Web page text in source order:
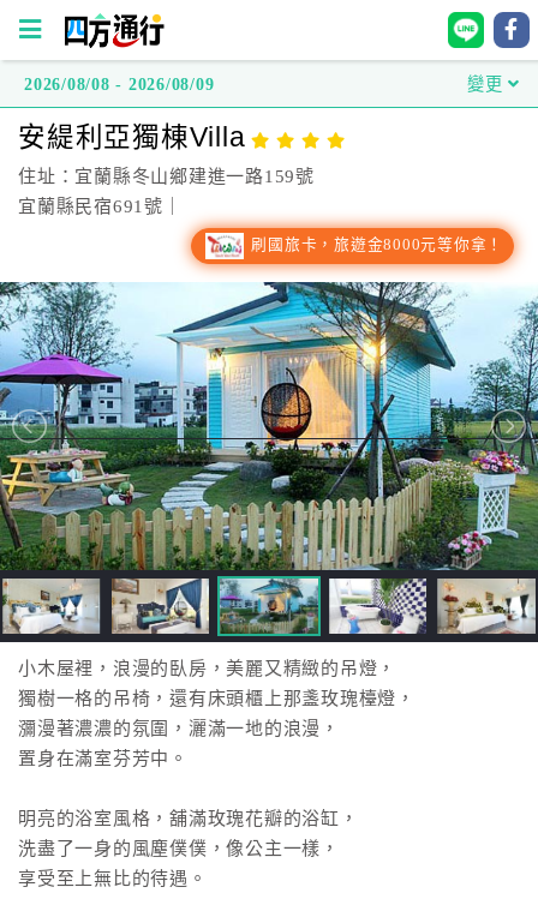
方
通
行
台
灣
訂
房
直
接
跟
飯
店
訂
房
HOT
色
民
宿
2026/08/08 - 2026/08/09 變更
安緹利亞獨棟Villa
住址：宜蘭縣冬山鄉建進一路159號
宜蘭縣民宿691號｜
刷國旅卡，旅遊金8000元等你拿！
小木屋裡，浪漫的臥房，美麗又精緻的吊燈，
獨樹一格的吊椅，還有床頭櫃上那盞玫瑰檯燈，
瀰漫著濃濃的氛圍，灑滿一地的浪漫，
置身在滿室芬芳中。
明亮的浴室風格，舖滿玫瑰花瓣的浴缸，
洗盡了一身的風塵僕僕，像公主一樣，
享受至上無比的待遇。